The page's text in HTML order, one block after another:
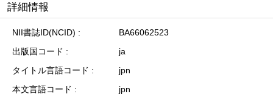
詳細情報
NII書誌ID(NCID)
BA66062523
出版国コード
ja
タイトル言語コード
jpn
本文言語コード
jpn